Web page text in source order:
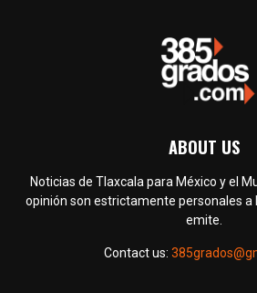
ABOUT US
Noticias de Tlaxcala para México y el
opinión son estrictamente personales a
emite.
Contact us: